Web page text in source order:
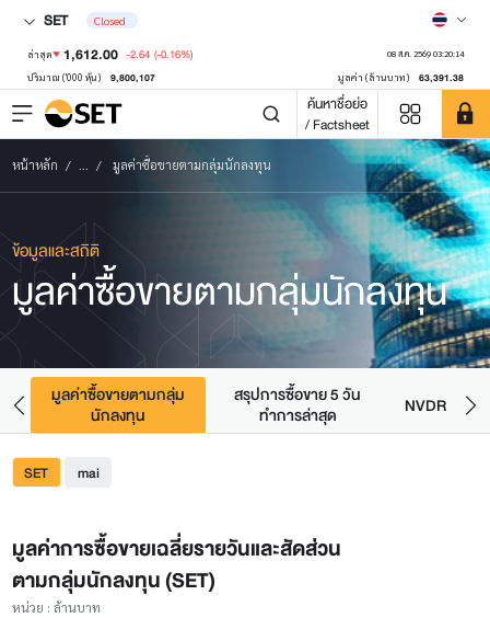
SET Closed
ล่าสุด 1,612.00 -2.64 (-0.16%) 08 ส.ค. 2569 03:20:14
ปริมาณ ('000 หุ้น) 9,800,107 มูลค่า (ล้านบาท) 63,391.38
ค้นหาชื่อย่อ
/ Factsheet
หน้าหลัก ... มูลค่าซื้อขายตามกลุ่มนักลงทุน
ข้อมูลและสถิติ
มูลค่าซื้อขายตามกลุ่มนักลงทุน
มูลค่าซื้อขายตามกลุ่ม
นักลงทุน
สรุปการซื้อขาย 5 วัน
ทำการล่าสุด
NVDR
SET mai
มูลค่าการซื้อขายเฉลี่ยรายวันและสัดส่วน
ตามกลุ่มนักลงทุน (SET)
หน่วย : ล้านบาท